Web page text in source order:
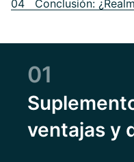
04 Conclusión:
01
ventajas y